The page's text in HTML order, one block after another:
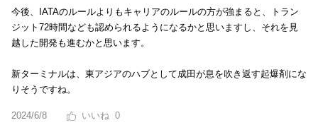
今後、IATAのルールよりもキャリアのルールの方が強まると、トラン
ジット72時間なども認められるようになるかと思いますし、それを見
越した開発も進むかと思います。
新ターミナルは、東アジアのハブとして成田が息を吹き返す起爆剤にな
りそうですね。
2024/6/8 0